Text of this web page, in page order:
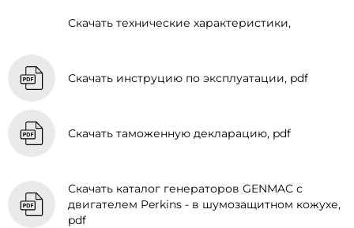
Скачать технические характеристики,
Скачать инструцию по эксплуатации, pdf
Скачать таможенную декларацию, pdf
Скачать каталог генераторов GENMAC с
двигателем Perkins - в шумозащитном кожухе,
pdf